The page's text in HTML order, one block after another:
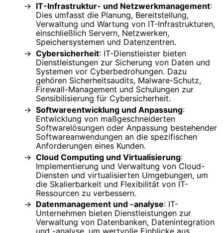
IT-Infrastruktur- und Netzwerkmanagement:
Dies umfasst die Planung, Bereitstellung,
Verwaltung und Wartung von IT-Infrastrukturen,
einschließlich Servern, Netzwerken,
Speichersystemen und Datenzentren.
Cybersicherheit: IT-Dienstleister bieten
Dienstleistungen zur Sicherung von Daten und
Systemen vor Cyberbedrohungen. Dazu
gehören Sicherheitsaudits, Malware-Schutz,
Firewall-Management und Schulungen zur
Sensibilisierung für Cybersicherheit.
Softwareentwicklung und Anpassung:
Entwicklung von maßgeschneiderten
Softwarelösungen oder Anpassung bestehender
Softwareanwendungen an die spezifischen
Anforderungen eines Kunden.
Cloud Computing und Virtualisierung:
Implementierung und Verwaltung von Cloud-
Diensten und virtualisierten Umgebungen, um
die Skalierbarkeit und Flexibilität von IT-
Ressourcen zu verbessern.
Datenmanagement und -analyse: IT-
Unternehmen bieten Dienstleistungen zur
Verwaltung von Datenbanken, Datenintegration